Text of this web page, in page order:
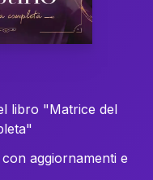
della vostra
✨
libro "Matrice del
con aggiornamenti e